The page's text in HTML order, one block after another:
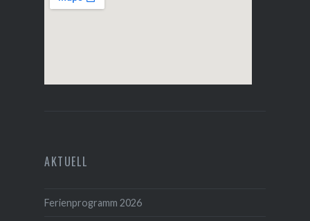
AKTUELL
Ferienprogramm 2026